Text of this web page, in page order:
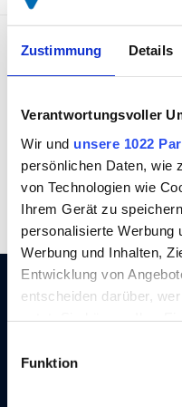
Zustimmung Details
Verantwortungsvoller
Wir und unsere 1022
persönlichen Daten, wie
von Technologien wie
Ihrem Gerät zu
personalisierte Werbung
Werbung und Inhalten,
Entwicklung von
entscheiden darüber,
Trigger Symbol ändern
Funktion
Leidenschaft
seit 1872